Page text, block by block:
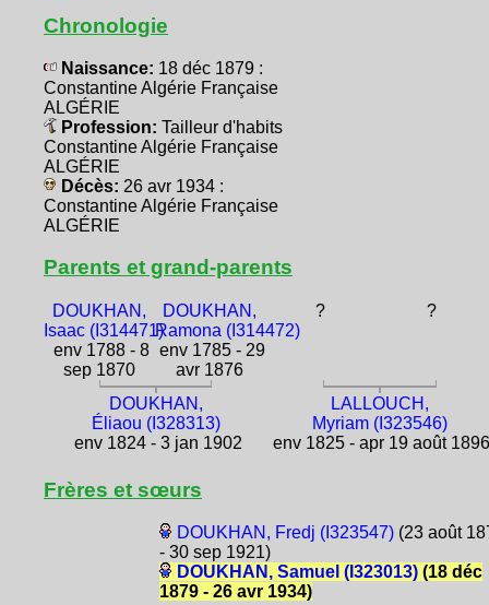
Chronologie
Naissance: 18 déc 1879 :
Constantine Algérie Française
ALGÉRIE
Profession: Tailleur d'habits
Constantine Algérie Française
ALGÉRIE
Décès: 26 avr 1934 :
Constantine Algérie Française
ALGÉRIE
Parents et grand-parents
DOUKHAN,
Isaac (I314471)
env 1788 - 8
sep 1870
DOUKHAN,
Ramona (I314472)
env 1785 - 29
avr 1876
? ?
DOUKHAN,
Éliaou (I328313)
env 1824 - 3 jan 1902
LALLOUCH,
Myriam (I323546)
env 1825 - apr 19 août
Frères et sœurs
DOUKHAN, Fredj (I323547)(23 août
- 30 sep 1921)
DOUKHAN, Samuel (I323013)(18 déc
1879 - 26 avr 1934)